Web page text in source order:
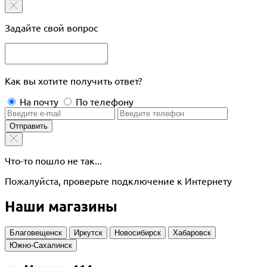
Задайте свой вопрос
Как вы хотите получить ответ?
На почту
По телефону
Отправить
Что-то пошло не так...
Пожалуйста, проверьте подключение к Интернету
Наши магазины
Благовещенск Иркутск Новосибирск
Хабаровск
Южно-Сахалинск